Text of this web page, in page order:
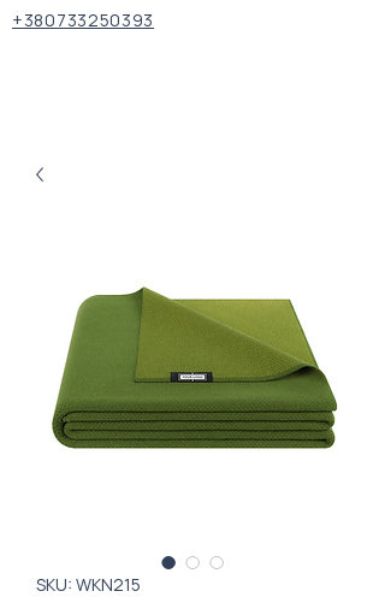
+380733250393
SKU: WKN215